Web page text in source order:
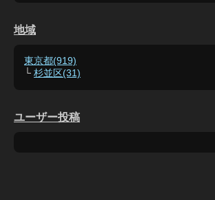
地域
東京都(919)
└ 杉並区(31)
ユーザー投稿